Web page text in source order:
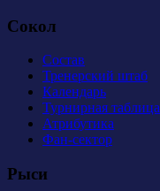
Сокол
Состав
Тренерский штаб
Календарь
Турнирная таблица
Атрибутика
Фан-сектор
Рыси